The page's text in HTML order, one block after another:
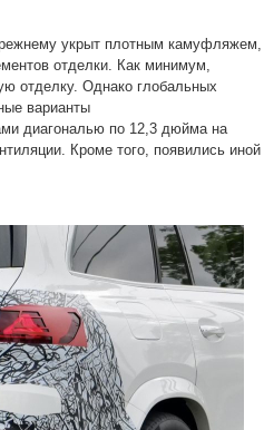
укрыт плотным камуфляжем,
отделки. Как минимум,
отделку. Однако глобальных
варианты
диагональю по 12,3 дюйма на
Кроме того, появились иной